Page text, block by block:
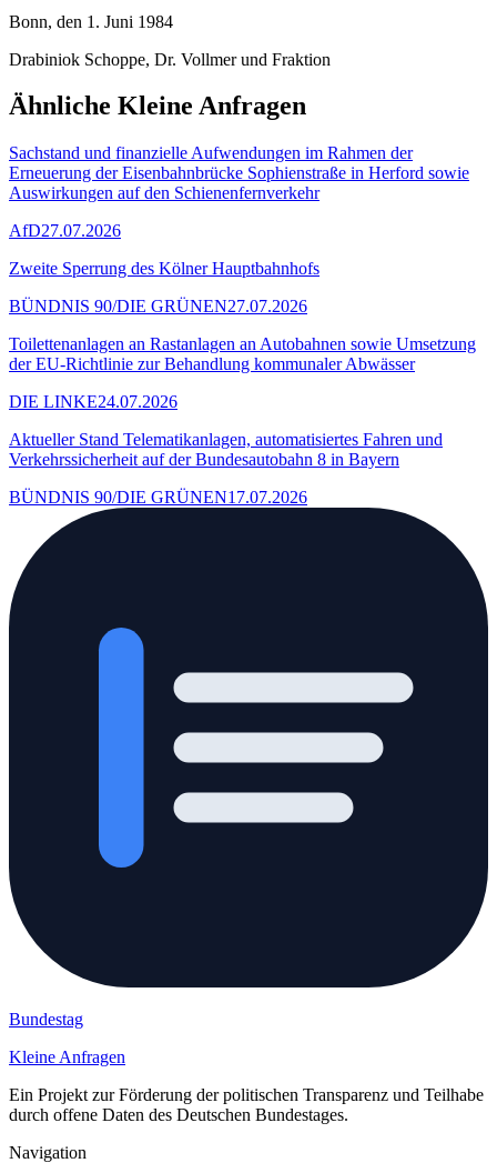
Bonn, den 1. Juni 1984
Drabiniok Schoppe, Dr. Vollmer und Fraktion
Ähnliche Kleine Anfragen
Sachstand und finanzielle Aufwendungen im Rahmen der
Erneuerung der Eisenbahnbrücke Sophienstraße in Herford sowie
Auswirkungen auf den Schienenfernverkehr
AfD27.07.2026
Zweite Sperrung des Kölner Hauptbahnhofs
BÜNDNIS 90/DIE GRÜNEN27.07.2026
Toilettenanlagen an Rastanlagen an Autobahnen sowie Umsetzung
der EU-Richtlinie zur Behandlung kommunaler Abwässer
DIE LINKE24.07.2026
Aktueller Stand Telematikanlagen, automatisiertes Fahren und
Verkehrssicherheit auf der Bundesautobahn 8 in Bayern
BÜNDNIS 90/DIE GRÜNEN17.07.2026
Bundestag
Kleine Anfragen
Ein Projekt zur Förderung der politischen Transparenz und Teilhabe
durch offene Daten des Deutschen Bundestages.
Navigation